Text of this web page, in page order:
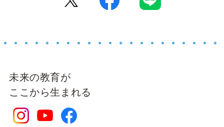
未来の教育が
ここから生まれる